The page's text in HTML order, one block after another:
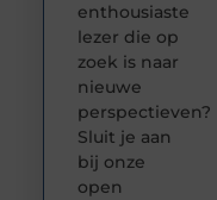
enthousiaste
lezer die op
zoek is naar
nieuwe
perspectieven?
Sluit je aan
bij onze
open